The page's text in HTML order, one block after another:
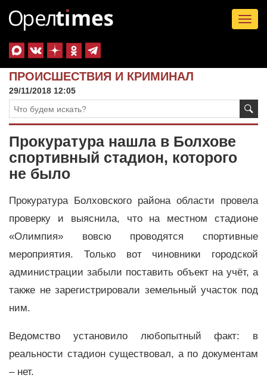
ПРОИСШЕСТВИЯ И КРИМИНАЛ
29/11/2018 12:05
Прокуратура нашла в Болхове
спортивный стадион, которого
не было
Прокуратура Болховского района области провела
проверку и выяснила, что на местном стадионе
«Олимпия» вовсю проводятся спортивные
мероприятия. Только вот чиновники городской
администрации забыли поставить объект на учёт, а
также не зарегистрировали земельный участок под
ним.
Ведомство установило любопытный факт: в
реальности стадион существовал, а по документам
– нет.